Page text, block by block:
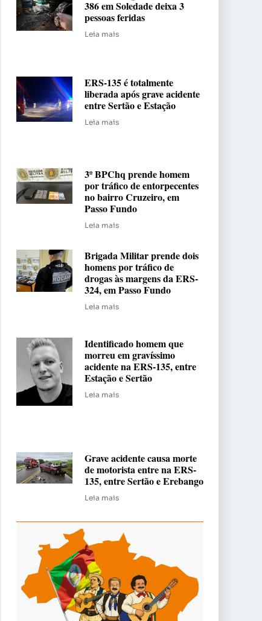
386 em Soledade deixa 3
pessoas feridas
Leia mais
ERS-135 é totalmente
liberada após grave acidente
entre Sertão e Estação
Leia mais
3º BPChq prende homem
por tráfico de entorpecentes
no bairro Cruzeiro, em
Passo Fundo
Leia mais
Brigada Militar prende dois
homens por tráfico de
drogas às margens da ERS-
324, em Passo Fundo
Leia mais
Identificado homem que
morreu em gravíssimo
acidente na ERS-135, entre
Estação e Sertão
Leia mais
Grave acidente causa morte
de motorista entre na ERS-
135, entre Sertão e Erebango
Leia mais